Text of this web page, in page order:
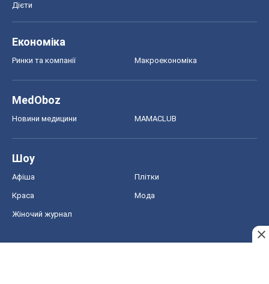
Дієти
Економіка
Ринки та компанії Макроекономіка
MedOboz
Новини медицини MAMACLUB
Шоу
Афіша Плітки
Краса Мода
Жіночий журнал